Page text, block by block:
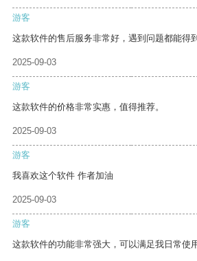
游客
这款软件的售后服务非常好，遇到问题都能得
2025-09-03
游客
这款软件的价格非常实惠，值得推荐。
2025-09-03
游客
我喜欢这个软件 作者加油
2025-09-03
游客
这款软件的功能非常强大，可以满足我日常使